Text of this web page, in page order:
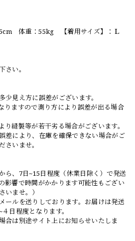
体重：55kg 【着用サイズ】：Ｌ
さい。
見え方に誤差がございます。
りますので測り方により誤差が出る場合
縫製等が若干劣る場合がございます。
差により、在庫を確保できない場合がご
さいませ。
ら、7日~15日程度（休業日除く）で発送
影響で時間がかかります可能性もござい
いませ。）
ールを送りしております。お届けは発送
日程度となります。
合は別途サイト上にお知らせいたしま